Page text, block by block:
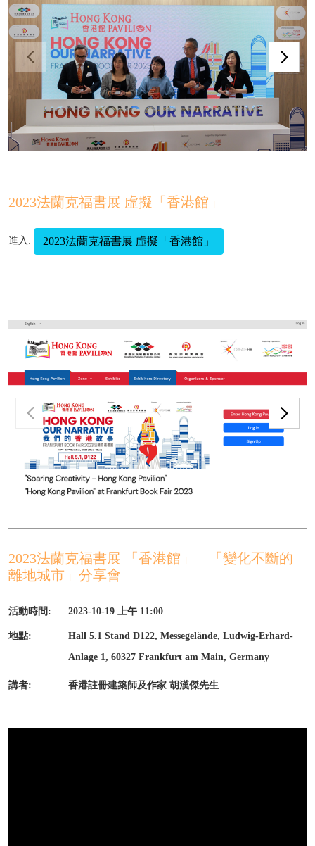
2023法蘭克福書展 虛擬「香港館」
進入: 2023法蘭克福書展 虛擬「香港館」
2023法蘭克福書展 「香港館」—「變化不斷的
離地城市」分享會
活動時間: 2023-10-19 上午 11:00
地點:
Hall 5.1 Stand D122, Messegelände, Ludwig-Erhard-
Anlage 1, 60327 Frankfurt am Main, Germany
講者: 香港註冊建築師及作家 胡漢傑先生